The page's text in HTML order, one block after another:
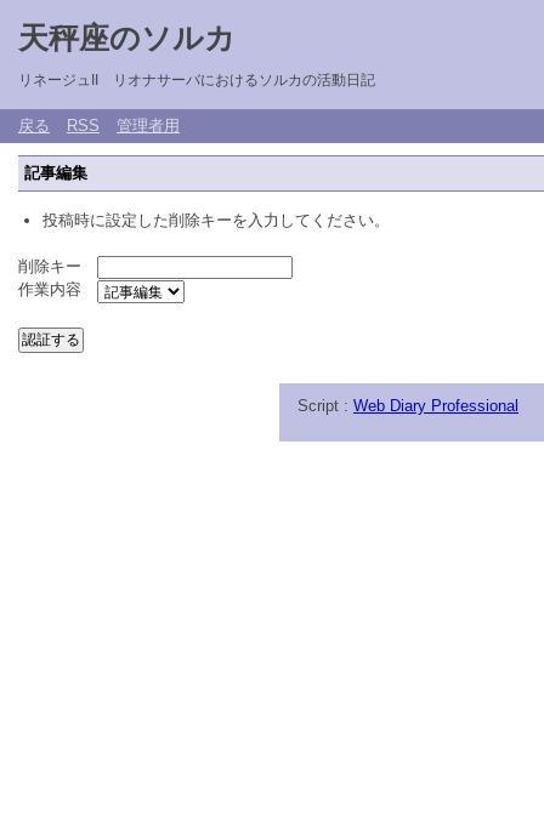
天秤座のソルカ
リネージュII リオナサーバにおけるソルカの活動日記
戻る RSS 管理者用
記事編集
投稿時に設定した削除キーを入力してください。
削除キー
作業内容
Script : Web Diary Professional